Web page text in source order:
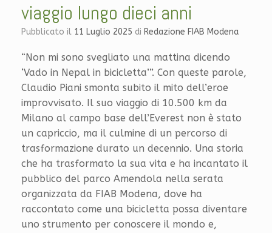
viaggio lungo dieci anni
Pubblicato il 11 Luglio 2025 di Redazione FIAB Modena
“Non mi sono svegliato una mattina dicendo
‘Vado in Nepal in bicicletta’”. Con queste parole,
Claudio Piani smonta subito il mito dell’eroe
improvvisato. Il suo viaggio di 10.500 km da
Milano al campo base dell’Everest non è stato
un capriccio, ma il culmine di un percorso di
trasformazione durato un decennio. Una storia
che ha trasformato la sua vita e ha incantato il
pubblico del parco Amendola nella serata
organizzata da FIAB Modena, dove ha
raccontato come una bicicletta possa diventare
uno strumento per conoscere il mondo e,